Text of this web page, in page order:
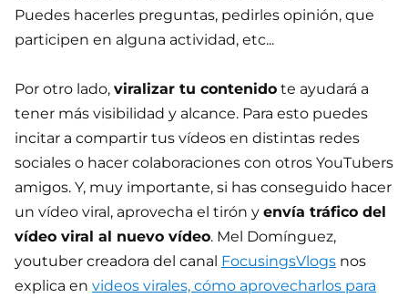
Puedes hacerles preguntas, pedirles opinión, que
participen en alguna actividad, etc...
Por otro lado, viralizar tu contenido te ayudará a
tener más visibilidad y alcance. Para esto puedes
incitar a compartir tus vídeos en distintas redes
sociales o hacer colaboraciones con otros YouTubers
amigos. Y, muy importante, si has conseguido hacer
un vídeo viral, aprovecha el tirón y envía tráfico del
vídeo viral al nuevo vídeo. Mel Domínguez,
youtuber creadora del canal FocusingsVlogs nos
explica en videos virales, cómo aprovecharlos para